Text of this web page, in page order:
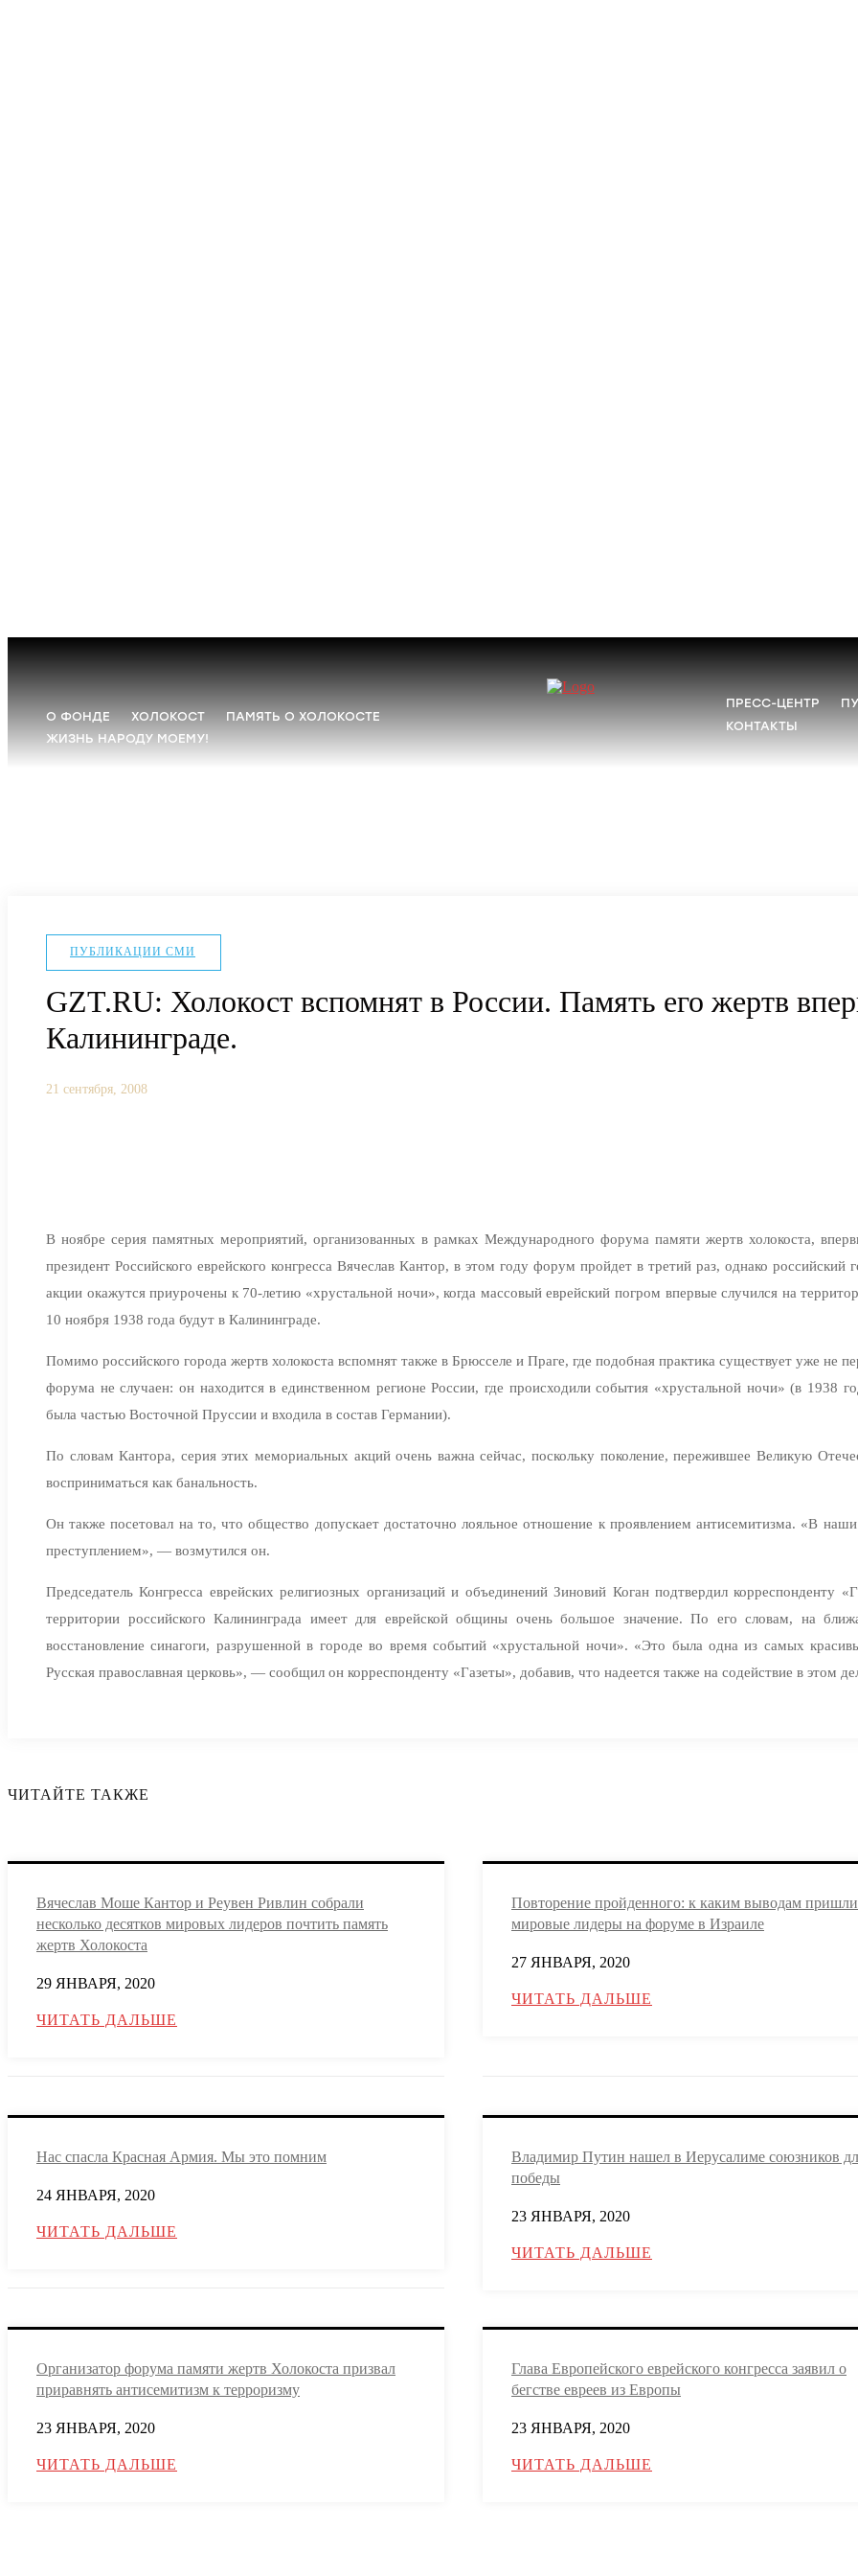
О ФОНДЕ ХОЛОКОСТ
ПАМЯТЬ О ХОЛОКОСТЕ
ЖИЗНЬ НАРОДУ МОЕМУ!
ПРЕСС-ЦЕНТР
КОНТАКТЫ
ПУБЛИКАЦИИ СМИ
GZT.RU: Холокост вспомнят в России. Память его жертв
Калининграде.
21 сентября, 2008
В ноябре серия памятных мероприятий, организованных в рамках Международного форума памяти жертв холокоста,
президент Российского еврейского конгресса Вячеслав Кантор, в этом году форум пройдет в третий раз, однако
акции окажутся приурочены к 70-летию «хрустальной ночи», когда массовый еврейский погром впервые случился на
10 ноября 1938 года будут в Калининграде.
Помимо российского города жертв холокоста вспомнят также в Брюсселе и Праге, где подобная практика существует уже не
форума не случаен: он находится в единственном регионе России, где происходили события «хрустальной ночи» (в 1938
была частью Восточной Пруссии и входила в состав Германии).
По словам Кантора, серия этих мемориальных акций очень важна сейчас, поскольку поколение, пережившее Великую
восприниматься как банальность.
Он также посетовал на то, что общество допускает достаточно лояльное отношение к проявлением антисемитизма. «В
преступлением», — возмутился он.
Председатель Конгресса еврейских религиозных организаций и объединений Зиновий Коган подтвердил корреспонденту
территории российского Калининграда имеет для еврейской общины очень большое значение. По его словам, на
восстановление синагоги, разрушенной в городе во время событий «хрустальной ночи». «Это была одна из самых
Русская православная церковь», — сообщил он корреспонденту «Газеты», добавив, что надеется также на содействие в этом
ЧИТАЙТЕ ТАКЖЕ
Вячеслав Моше Кантор и Реувен Ривлин собрали
несколько десятков мировых лидеров почтить память
жертв Холокоста
29 ЯНВАРЯ, 2020
ЧИТАТЬ ДАЛЬШЕ
Повторение пройденного: к каким выводам пришли
мировые лидеры на форуме в Израиле
27 ЯНВАРЯ, 2020
ЧИТАТЬ ДАЛЬШЕ
Нас спасла Красная Армия. Мы это помним
24 ЯНВАРЯ, 2020
ЧИТАТЬ ДАЛЬШЕ
Владимир Путин нашел в Иерусалиме союзников
победы
23 ЯНВАРЯ, 2020
ЧИТАТЬ ДАЛЬШЕ
Организатор форума памяти жертв Холокоста призвал
приравнять антисемитизм к терроризму
23 ЯНВАРЯ, 2020
ЧИТАТЬ ДАЛЬШЕ
Глава Европейского еврейского конгресса заявил о
бегстве евреев из Европы
23 ЯНВАРЯ, 2020
ЧИТАТЬ ДАЛЬШЕ